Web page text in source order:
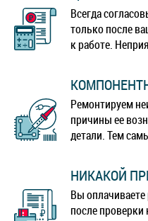
Всегда
только после
к работе.
Ремонтируем
причины ее
детали. Тем
НИКАКОЙ
Вы
после